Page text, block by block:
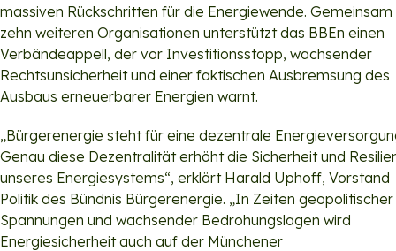
massiven Rückschritten für die Energiewende.
zehn weiteren Organisationen unterstützt das BBEn einen
Verbändeappell, der vor Investitionsstopp, wachsender
Rechtsunsicherheit und einer faktischen Ausbremsung des
Ausbaus erneuerbarer Energien warnt.
„Bürgerenergie steht für eine dezentrale
Genau diese Dezentralität erhöht die Sicherheit und
unseres Energiesystems“, erklärt Harald Uphoff, Vorstand
Politik des Bündnis Bürgerenergie. „In Zeiten geopolitischer
Spannungen und wachsender Bedrohungslagen wird
Energiesicherheit auch auf der Münchener